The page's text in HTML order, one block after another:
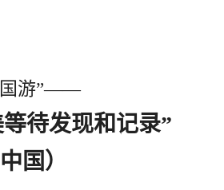
国游”——
待发现和记录”
国）